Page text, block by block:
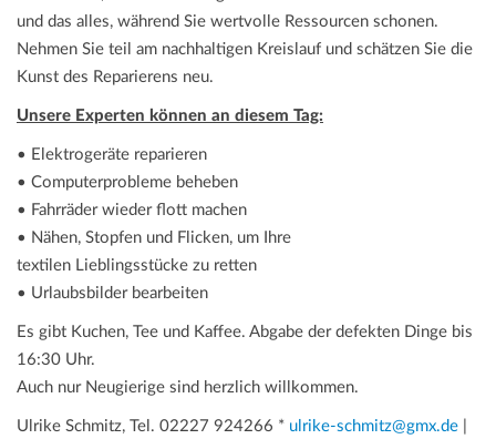
und das alles, während Sie wertvolle Ressourcen schonen.
Nehmen Sie teil am nachhaltigen Kreislauf und schätzen Sie die
Kunst des Reparierens neu.
Unsere Experten können an diesem Tag:
• Elektrogeräte reparieren
• Computerprobleme beheben
• Fahrräder wieder flott machen
• Nähen, Stopfen und Flicken, um Ihre
textilen Lieblingsstücke zu retten
• Urlaubsbilder bearbeiten
Es gibt Kuchen, Tee und Kaffee. Abgabe der defekten Dinge bis
16:30 Uhr.
Auch nur Neugierige sind herzlich willkommen.
Ulrike Schmitz, Tel. 02227 924266 * ulrike-schmitz@gmx.de